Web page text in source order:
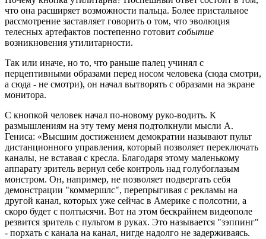
что она расширяет возможности пальца. Более пристальное
рассмотрение заставляет говорить о том, что эволюция
телесных артефактов постепенно готовит событие
возникновения утилитарности.
Так или иначе, но то, что раньше палец учинял с
перцептивными образами перед носом человека (сюда смотри,
а сюда - не смотри), он начал вытворять с образами на экране
монитора.
С кнопкой человек начал по-новому руко-водить. К
размышлениям на эту тему меня подтолкнули мысли А.
Гениса: «Высшим достижением демократии называют пульт
дистанционного управления, который позволяет переключать
каналы, не вставая с кресла. Благодаря этому маленькому
аппарату зритель вернул себе контроль над голубоглазым
монстром. Он, например, не позволяет подвергать себя
демонстрации "коммершлс", перепрыгивая с рекламы на
другой канал, которых уже сейчас в Америке с полсотни, а
скоро будет с полтысячи. Вот на этом бескрайнем видеополе
резвится зритель с пультом в руках. Это называется "зэппинг"
- порхать с канала на канал, нигде надолго не задерживаясь.